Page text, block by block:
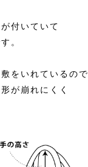
付いていて
。
をいれているので
が崩れにくく